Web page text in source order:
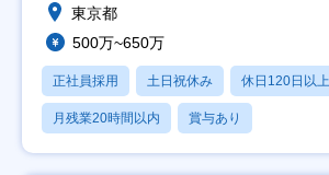
東京都
500万~650万
正社員採用 土日祝休み 休日120日以上
月残業20時間以内 賞与あり